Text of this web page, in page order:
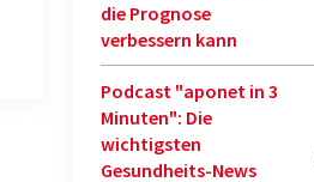
die Prognose
verbessern kann
Podcast "aponet in 3
Minuten": Die
wichtigsten
Gesundheits-News